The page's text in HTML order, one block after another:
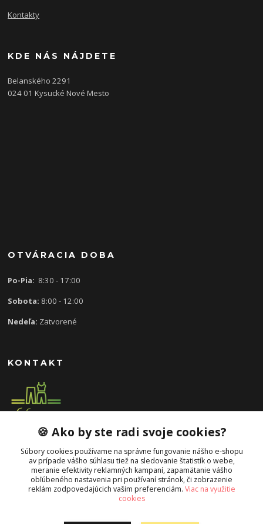
Kontakty
KDE NÁS NÁJDETE
Belanského 2291
024 01 Kysucké Nové Mesto
OTVÁRACIA DOBA
Po-Pia: 8:30 - 17:00
Sobota: 8:00 - 12:00
Nedeľa: Zatvorené
KONTAKT
0907 613 939
slavka.mecarova@gmail.com
🍪 Ako by ste radi svoje cookies?
Súbory cookies používame na správne fungovanie nášho e-shopu
av prípade vášho súhlasu tiež na sledovanie štatistík o webe,
meranie efektivity reklamných kampaní, zapamätanie vášho
obľúbeného nastavenia pri používaní stránok, či zobrazenie
reklám zodpovedajúcich vašim preferenciám. Viac na využitie
cookies